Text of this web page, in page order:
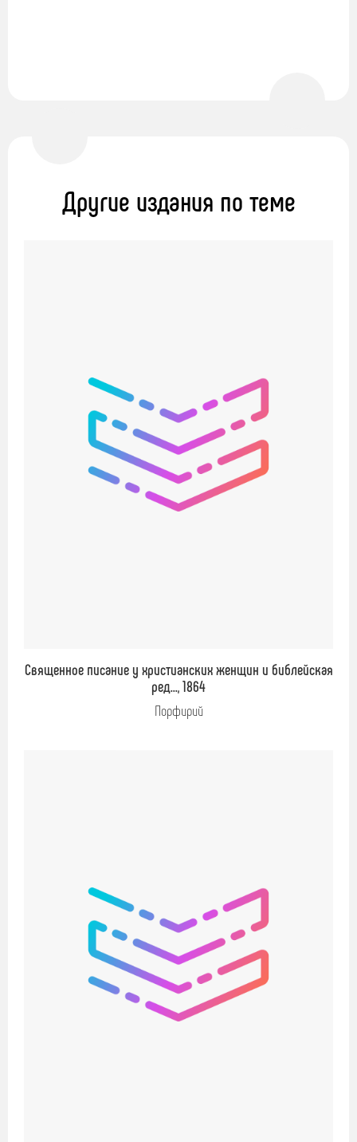
Другие издания по теме
Священное писание у христианских женщин и библейская
ред..., 1864
Порфирий